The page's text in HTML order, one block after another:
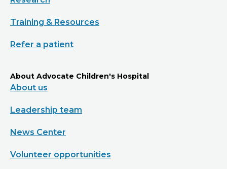
Training & Resources
Refer a patient
About Advocate Children's Hospital
About us
Leadership team
News Center
Volunteer opportunities